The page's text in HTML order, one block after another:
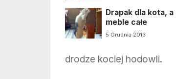
Drapak dla kota, a
meble całe
5 Grudnia 2013
drodze kociej hodowli.